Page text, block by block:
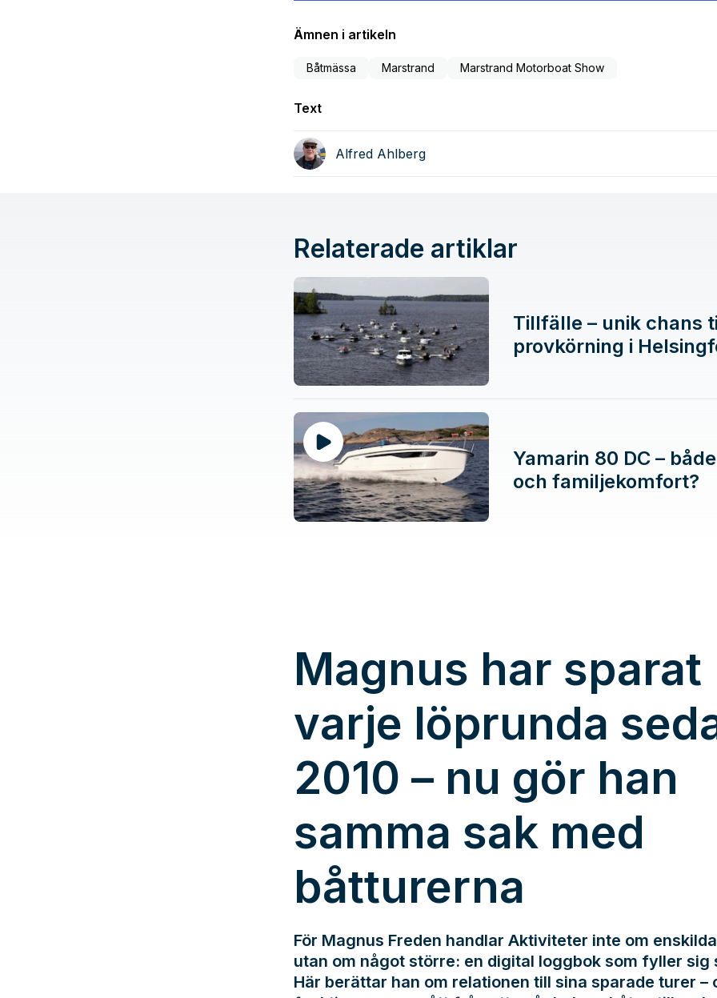
Ämnen i artikeln
Båtmässa Marstrand Marstrand Motorboat Show
Text
Alfred Ahlberg
Relaterade artiklar
Tillfälle – unik chans
provkörning i
Yamarin 80 DC –
och familjekomfort?
Magnus har sparat
varje löprunda
2010 – nu gör han
samma sak med
båtturerna
För Magnus Freden handlar Aktiviteter inte om
utan om något större: en digital loggbok som fyller sig
Här berättar han om relationen till sina sparade turer –